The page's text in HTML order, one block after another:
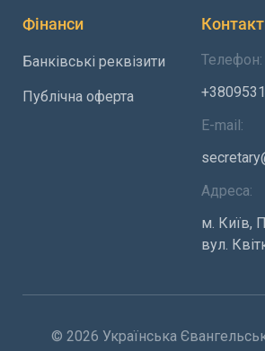
Фінанси
Банківські реквізити
Публічна оферта
Телефон:
E-mail:
Адреса:
м. Київ,
вул.
© 2026 Українська